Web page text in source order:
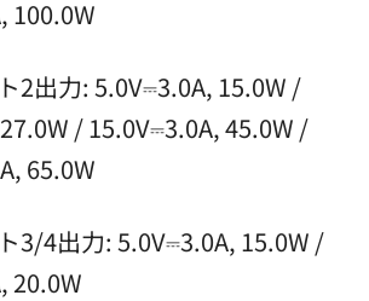
100.0W
2出力: 5.0V⎓3.0A, 15.0W /
/ 15.0V⎓3.0A, 45.0W /
65.0W
3/4出力: 5.0V⎓3.0A, 15.0W /
20.0W